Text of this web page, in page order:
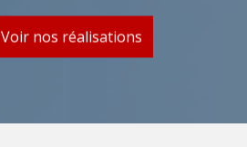
Voir nos réalisations